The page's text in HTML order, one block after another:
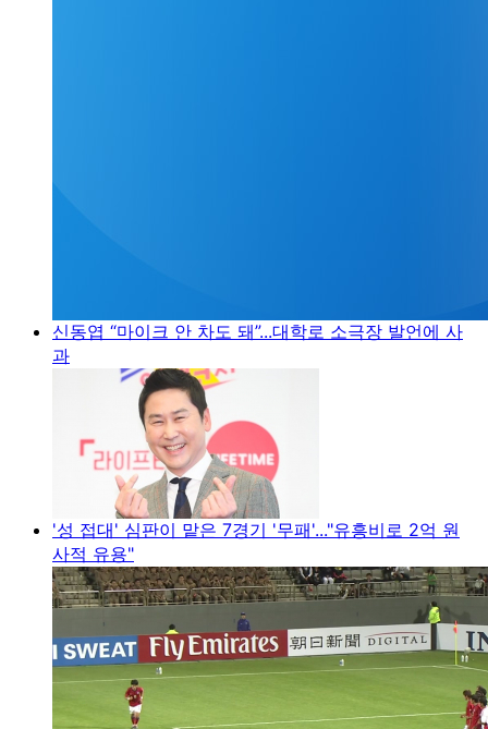
신동엽 “마이크 안 차도 돼”...대학로 소극장 발언에 사
과
'성 접대' 심판이 맡은 7경기 '무패'..."유흥비로 2억 원
사적 유용"